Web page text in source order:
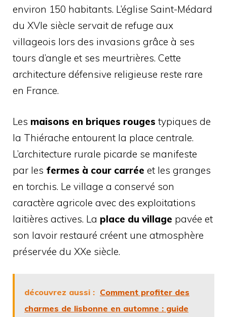
environ 150 habitants. L’église Saint-Médard
du XVIe siècle servait de refuge aux
villageois lors des invasions grâce à ses
tours d’angle et ses meurtrières. Cette
architecture défensive religieuse reste rare
en France.
Les maisons en briques rouges typiques de
la Thiérache entourent la place centrale.
L’architecture rurale picarde se manifeste
par les fermes à cour carrée et les granges
en torchis. Le village a conservé son
caractère agricole avec des exploitations
laitières actives. La place du village pavée et
son lavoir restauré créent une atmosphère
préservée du XXe siècle.
découvrez aussi : Comment profiter des
charmes de lisbonne en automne : guide